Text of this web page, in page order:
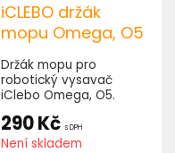
iCLEBO držák
mopu Omega, O5
Držák mopu pro
robotický vysavač
iClebo Omega, O5.
290Kč s DPH
Není skladem